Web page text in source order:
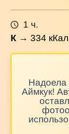
1 ч.
К →334
Надоела
Аймкук!